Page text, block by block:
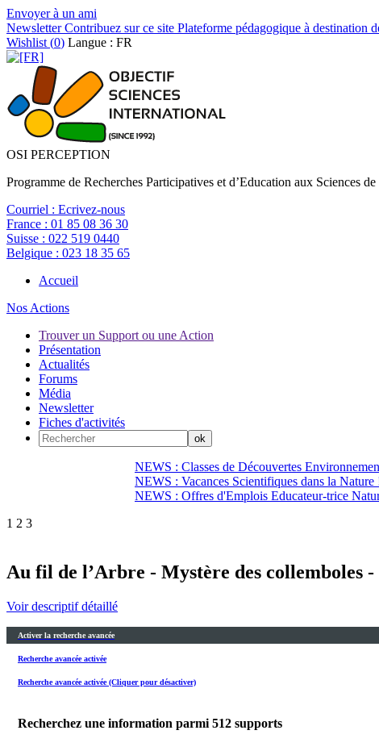
Envoyer à un ami
NewsletterContribuez sur ce site Plateforme pédagogique à destination
Wishlist (0) Langue : FR
OSI PERCEPTION
Programme de Recherches Participatives et d’Education aux Sciences
Courriel : Ecrivez-nous
France : 01 85 08 36 30
Suisse : 022 519 0440
Belgique : 023 18 35 65
Accueil
Nos Actions
Trouver un Support ou une Action
Présentation
Actualités
Forums
Média
Newsletter
Fiches d'activités
NEWS : Classes de Découvertes
NEWS : Vacances Scientifiques dans la Nature
NEWS : Offres d'Emplois Educateur-trice
1 2 3
Au fil de l’Arbre - Mystère des collemboles -
Voir descriptif détaillé
Activer la recherche avancée
Recherche avancée activée
Recherche avancée activée (Cliquer pour désactiver)
Recherchez une information parmi 512 supports